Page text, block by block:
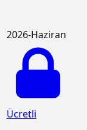
2026-Haziran
Ücretli